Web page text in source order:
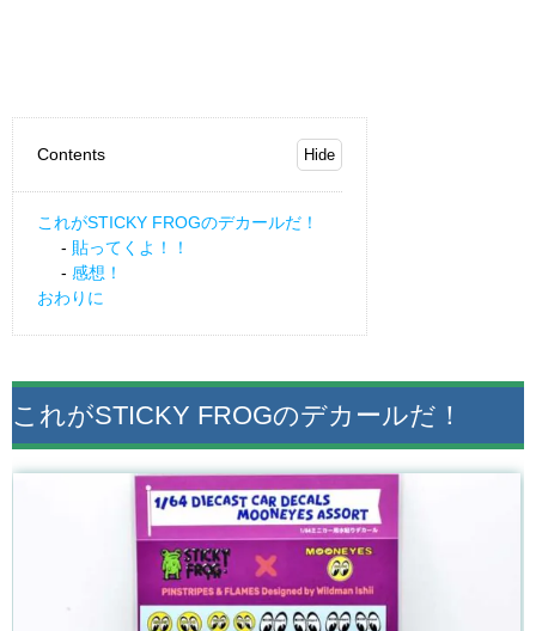
Contents
これがSTICKY FROGのデカールだ！
貼ってくよ！！
感想！
おわりに
これがSTICKY FROGのデカールだ！